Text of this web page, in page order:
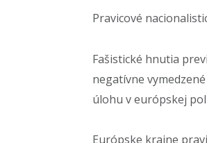
Pravicové
Fašistické hnutia
negatívne
úlohu v európskej
Európske krajne